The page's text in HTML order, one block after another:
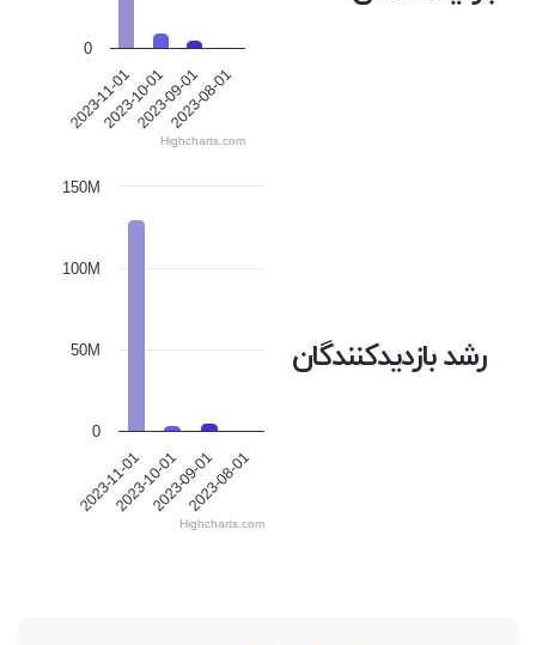
2023-11-01
2023-10-012023-09-012023-08-01
0
Highcharts.com
رشد بازدیدکنندگان
2023-11-012023-10-012023-09-012023-08-01
0
50M
100M
150M
Highcharts.com